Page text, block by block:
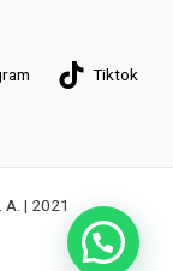
Tiktok
| 2021